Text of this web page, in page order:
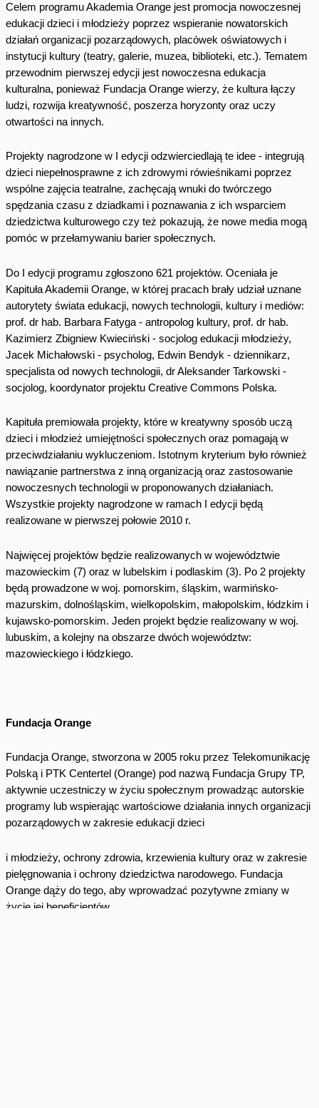
Celem programu Akademia Orange jest promocja nowoczesnej
edukacji dzieci i młodzieży poprzez wspieranie nowatorskich
działań organizacji pozarządowych, placówek oświatowych i
instytucji kultury (teatry, galerie, muzea, biblioteki, etc.). Tematem
przewodnim pierwszej edycji jest nowoczesna edukacja
kulturalna, ponieważ Fundacja Orange wierzy, że kultura łączy
ludzi, rozwija kreatywność, poszerza horyzonty oraz uczy
otwartości na innych.
Projekty nagrodzone w I edycji odzwierciedlają te idee - integrują
dzieci niepełnosprawne z ich zdrowymi rówieśnikami poprzez
wspólne zajęcia teatralne, zachęcają wnuki do twórczego
spędzania czasu z dziadkami i poznawania z ich wsparciem
dziedzictwa kulturowego czy też pokazują, że nowe media mogą
pomóc w przełamywaniu barier społecznych.
Do I edycji programu zgłoszono 621 projektów. Oceniała je
Kapituła Akademii Orange, w której pracach brały udział uznane
autorytety świata edukacji, nowych technologii, kultury i mediów:
prof. dr hab. Barbara Fatyga - antropolog kultury, prof. dr hab.
Kazimierz Zbigniew Kwieciński - socjolog edukacji młodzieży,
Jacek Michałowski - psycholog, Edwin Bendyk - dziennikarz,
specjalista od nowych technologii, dr Aleksander Tarkowski -
socjolog, koordynator projektu Creative Commons Polska.
Kapituła premiowała projekty, które w kreatywny sposób uczą
dzieci i młodzież umiejętności społecznych oraz pomagają w
przeciwdziałaniu wykluczeniom. Istotnym kryterium było również
nawiązanie partnerstwa z inną organizacją oraz zastosowanie
nowoczesnych technologii w proponowanych działaniach.
Wszystkie projekty nagrodzone w ramach I edycji będą
realizowane w pierwszej połowie 2010 r.
Najwięcej projektów będzie realizowanych w województwie
mazowieckim (7) oraz w lubelskim i podlaskim (3). Po 2 projekty
będą prowadzone w woj. pomorskim, śląskim, warmińsko-
mazurskim, dolnośląskim, wielkopolskim, małopolskim, łódzkim i
kujawsko-pomorskim. Jeden projekt będzie realizowany w woj.
lubuskim, a kolejny na obszarze dwóch województw:
mazowieckiego i łódzkiego.
Fundacja Orange
Fundacja Orange, stworzona w 2005 roku przez Telekomunikację
Polską i PTK Centertel (Orange) pod nazwą Fundacja Grupy TP,
aktywnie uczestniczy w życiu społecznym prowadząc autorskie
programy lub wspierając wartościowe działania innych organizacji
pozarządowych w zakresie edukacji dzieci
i młodzieży, ochrony zdrowia, krzewienia kultury oraz w zakresie
pielęgnowania i ochrony dziedzictwa narodowego. Fundacja
Orange dąży do tego, aby wprowadzać pozytywne zmiany w
życie jej beneficjentów.